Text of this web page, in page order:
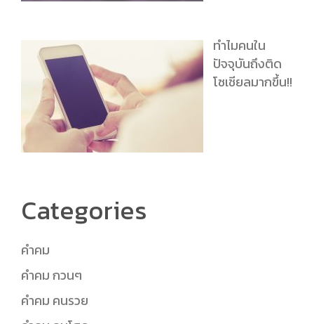
ทำไมคนใน
ปัจจุบันถึงติด
โซเชียลมากขึ้น!!
Categories
คำคม
คำคม กวนๆ
คำคม คนรวย